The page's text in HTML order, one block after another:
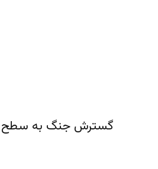
گسترش جنگ به سطح